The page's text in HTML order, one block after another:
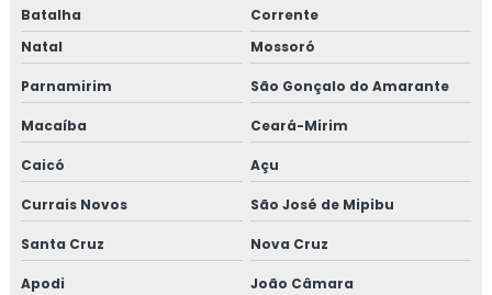
Batalha
Corrente
Natal
Mossoró
Parnamirim São Gonçalo do Amarante
Macaíba Ceará-Mirim
Caicó Açu
Currais Novos São José de Mipibu
Santa Cruz Nova Cruz
Apodi João Câmara